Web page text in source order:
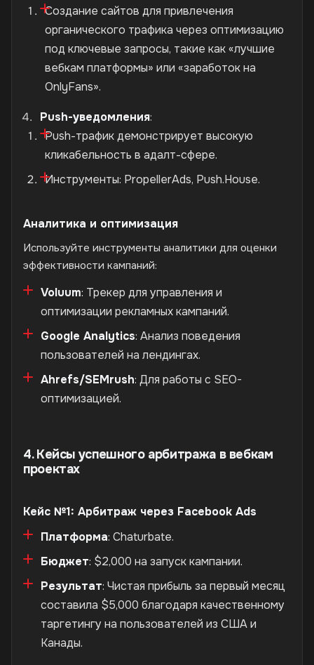
Создание сайтов для привлечения
органического трафика через оптимизацию
под ключевые запросы, такие как «лучшие
вебкам платформы» или «заработок на
OnlyFans».
Push-уведомления:
Push-трафик демонстрирует высокую
кликабельность в адалт-сфере.
Инструменты: PropellerAds, Push.House.
Аналитика и оптимизация
Используйте инструменты аналитики для оценки
эффективности кампаний:
Voluum: Трекер для управления и
оптимизации рекламных кампаний.
Google Analytics: Анализ поведения
пользователей на лендингах.
Ahrefs/SEMrush: Для работы с SEO-
оптимизацией.
4. Кейсы успешного арбитража в вебкам
проектах
Кейс №1: Арбитраж через Facebook Ads
Платформа: Chaturbate.
Бюджет: $2,000 на запуск кампании.
Результат: Чистая прибыль за первый месяц
составила $5,000 благодаря качественному
таргетингу на пользователей из США и
Канады.